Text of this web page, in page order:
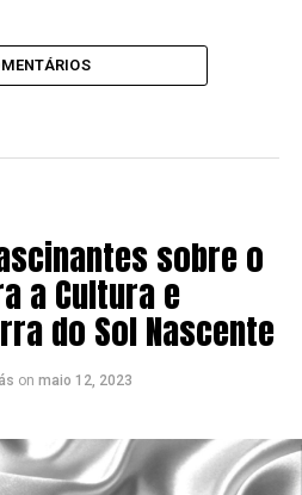
sobre o
a Cultura e
do Sol Nascente
on maio 12, 2023